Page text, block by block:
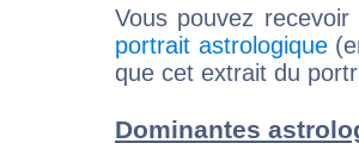
Vous pouvez
portrait astrologique
que cet extrait du
Dominantes